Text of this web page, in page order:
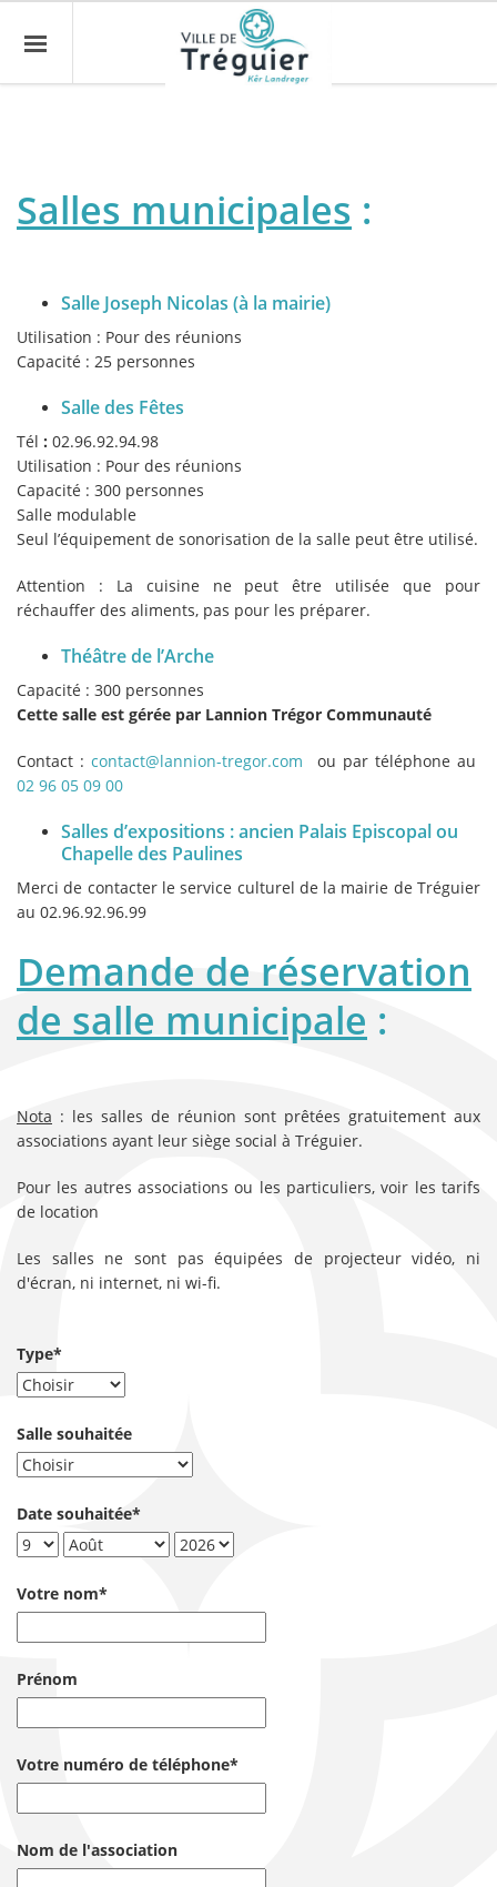
Salles municipales :
Salle Joseph Nicolas (à la mairie)
Utilisation : Pour des réunions
Capacité : 25 personnes
Salle des Fêtes
Tél : 02.96.92.94.98
Utilisation : Pour des réunions
Capacité : 300 personnes
Salle modulable
Seul l’équipement de sonorisation de la salle peut être utilisé.
Attention : La cuisine ne peut être utilisée que pour
réchauffer des aliments, pas pour les préparer.
Théâtre de l’Arche
Capacité : 300 personnes
Cette salle est gérée par Lannion Trégor Communauté
Contact :contact@lannion-tregor.com ou par téléphone au
02 96 05 09 00
Salles d’expositions : ancien Palais Episcopal ou
Chapelle des Paulines
Merci de contacter le service culturel de la mairie de Tréguier
au 02.96.92.96.99
Demande de réservation
de salle municipale :
Nota : les salles de réunion sont prêtées gratuitement aux
associations ayant leur siège social à Tréguier.
Pour les autres associations ou les particuliers, voir les tarifs
de location
Les salles ne sont pas équipées de projecteur vidéo, ni
d'écran, ni internet, ni wi-fi.
Type*
Salle souhaitée
Date souhaitée*
Votre nom*
Prénom
Votre numéro de téléphone*
Nom de l'association